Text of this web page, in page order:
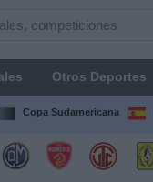
Otros Deportes
Copa Sudamericana